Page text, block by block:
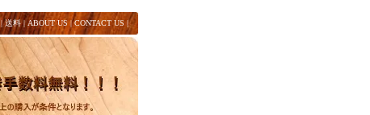
|送料| ABOUT US |CONTACT US |